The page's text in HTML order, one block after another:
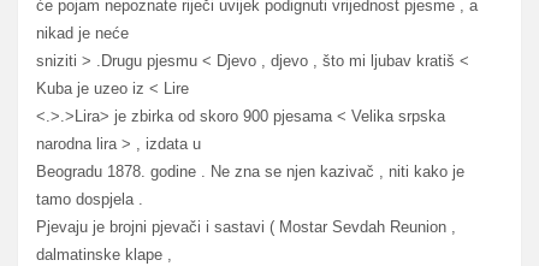
će pojam nepoznate riječi uvijek podignuti vrijednost pjesme , a
nikad je neće
sniziti > .Drugu pjesmu < Djevo , djevo , što mi ljubav kratiš <
Kuba je uzeo iz < Lire
<.>.>Lira> je zbirka od skoro 900 pjesama < Velika srpska
narodna lira > , izdata u
Beogradu 1878. godine . Ne zna se njen kazivač , niti kako je
tamo dospjela .
Pjevaju je brojni pjevači i sastavi ( Mostar Sevdah Reunion ,
dalmatinske klape ,